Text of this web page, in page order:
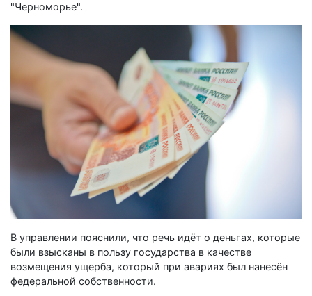
"Черноморье".
В управлении пояснили, что речь идёт о деньгах, которые
были взысканы в пользу государства в качестве
возмещения ущерба, который при авариях был нанесён
федеральной собственности.